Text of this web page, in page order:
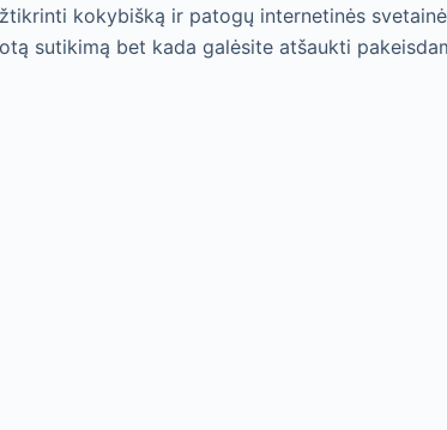
kokybišką ir patogų internetinės
sutikimą bet kada galėsite atšaukti